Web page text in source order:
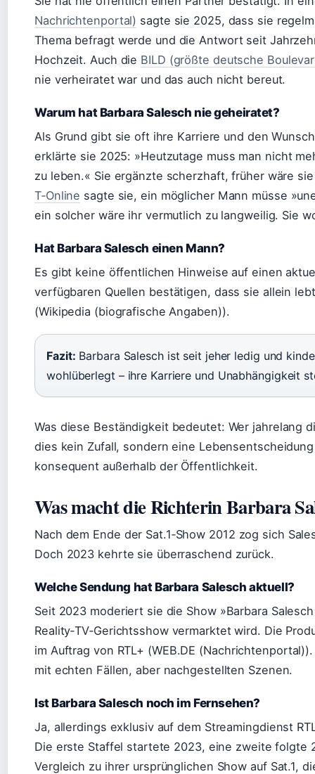
Nachrichtenportal) sagte sie 2025, dass sie
Thema befragt werde und die Antwort seit
Hochzeit. Auch die BILD (größte deutsche
nie verheiratet war und das auch nicht bereut.
Warum hat Barbara Salesch nie geheiratet?
Als Grund gibt sie oft ihre Karriere und den
erklärte sie 2025: »Heutzutage muss man nicht
zu leben.« Sie ergänzte scherzhaft, früher wäre
T‑Online sagte sie, ein möglicher Mann müsse
ein solcher wäre ihr vermutlich zu langweilig. Sie
Hat Barbara Salesch einen Mann?
Es gibt keine öffentlichen Hinweise auf einen
verfügbaren Quellen bestätigen, dass sie allein
(Wikipedia (biografische Angaben)).
Fazit: Barbara Salesch ist seit jeher ledig und
wohlüberlegt – ihre Karriere und Unabhängigkeit
Was diese Beständigkeit bedeutet: Wer jahrelang
dies kein Zufall, sondern eine
konsequent außerhalb der Öffentlichkeit.
Was macht die Richterin Barbara
Nach dem Ende der Sat.1‑Show 2012 zog sich
Doch 2023 kehrte sie überraschend zurück.
Welche Sendung hat Barbara Salesch aktuell?
Seit 2023 moderiert sie die Show »Barbara
Reality‑TV‑Gerichtsshow vermarktet wird. Die
im Auftrag von RTL+ (WEB.DE
mit echten Fällen, aber nachgestellten Szenen.
Ist Barbara Salesch noch im Fernsehen?
Ja, allerdings exklusiv auf dem Streamingdienst
Die erste Staffel startete 2023, eine zweite folgte
Vergleich zu ihrer ursprünglichen Show auf Sat.1,